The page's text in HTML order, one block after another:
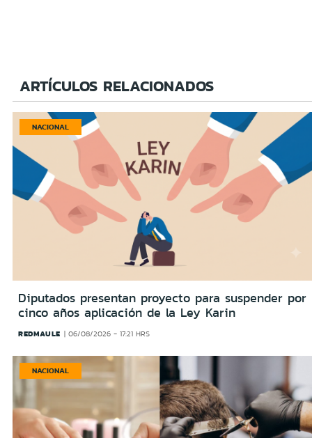
ARTÍCULOS RELACIONADOS
NACIONAL
Diputados presentan proyecto para suspender por
cinco años aplicación de la Ley Karin
REDMAULE 06/08/2026 - 17:21 HRS
NACIONAL